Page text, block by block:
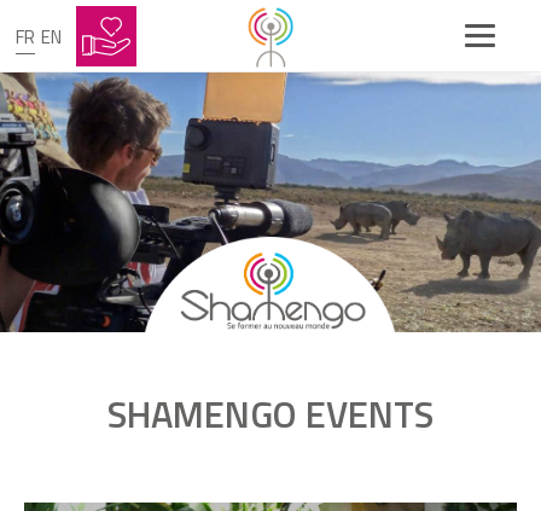
FR EN
SHAMENGO EVENTS
Présentation des éco-délégués du
module Se loger
Booster son écocitoyenneté à travers 8
activités de la vie quotidienne
Greentour avec les éco-délégués du